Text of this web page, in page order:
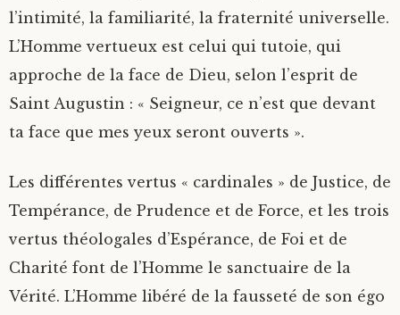
l’intimité, la familiarité, la fraternité universelle.
L’Homme vertueux est celui qui tutoie, qui
approche de la face de Dieu, selon l’esprit de
Saint Augustin : « Seigneur, ce n’est que devant
ta face que mes yeux seront ouverts ».
Les différentes vertus « cardinales » de Justice, de
Tempérance, de Prudence et de Force, et les trois
vertus théologales d’Espérance, de Foi et de
Charité font de l’Homme le sanctuaire de la
Vérité. L’Homme libéré de la fausseté de son égo